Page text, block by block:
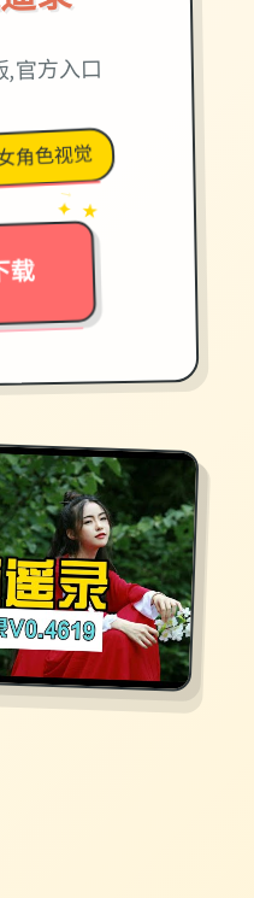
,官方入口
角色视觉
载
→
✦ ★